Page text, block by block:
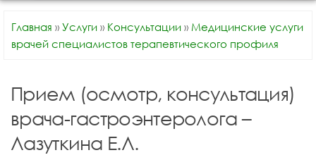
Главная » Услуги » Консультации » Медицинские услуги
врачей специалистов терапевтического профиля
Прием (осмотр, консультация)
врача-гастроэнтеролога –
Лазуткина Е.Л.